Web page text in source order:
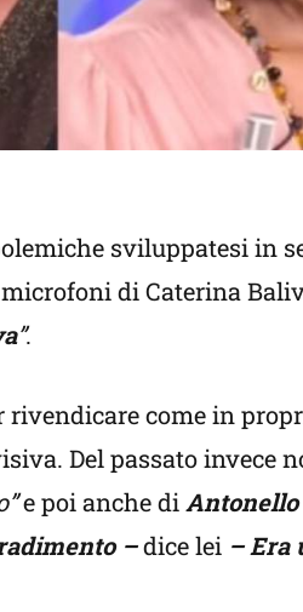
sviluppatesi in
di Caterina
”.
come in
Del passato invece
e poi anche di
–dice lei – Era